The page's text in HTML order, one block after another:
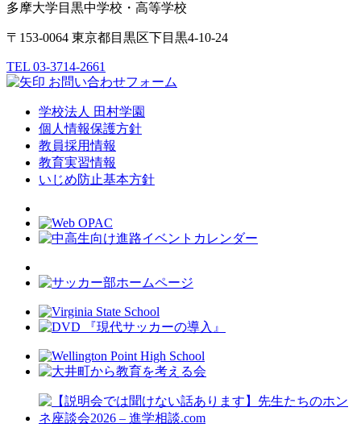
多摩大学目黒中学校・高等学校
〒153-0064 東京都目黒区下目黒4-10-24
TEL 03-3714-2661
お問い合わせフォーム
学校法人 田村学園
個人情報保護方針
教員採用情報
教育実習情報
いじめ防止基本方針